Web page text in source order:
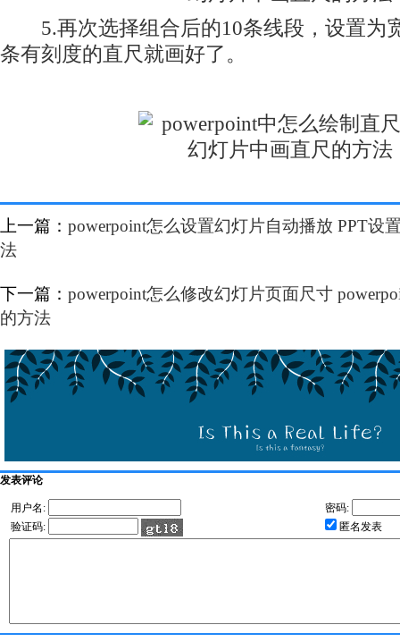
5.再次选择组合后的10条线段，设置为
条有刻度的直尺就画好了。
上一篇： powerpoint怎么设置幻灯片自动播放 PPT设
法
下一篇： powerpoint怎么修改幻灯片页面尺寸
的方法
发表评论
用户名:
密码:
验证码:
匿名发表